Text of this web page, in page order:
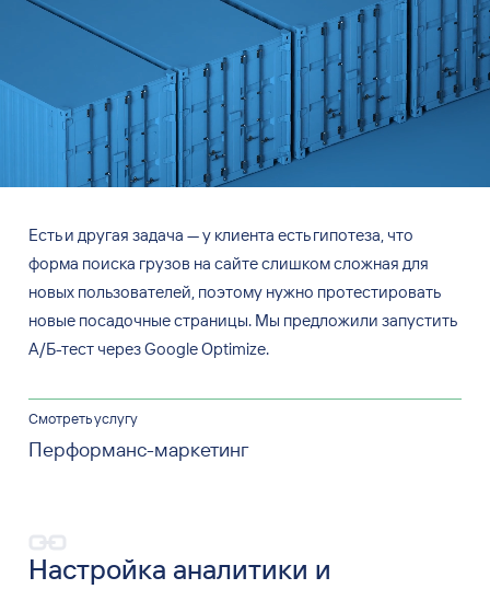
Есть и другая задача — у клиента есть гипотеза, что
форма поиска грузов на сайте слишком сложная для
новых пользователей, поэтому нужно протестировать
новые посадочные страницы. Мы предложили запустить
А/Б-тест через Google Optimize.
Смотреть услугу
Перформанс-маркетинг
Настройка аналитики и